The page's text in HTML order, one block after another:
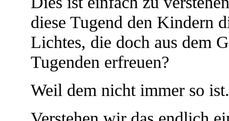
diese Tugend den Kindern
Lichtes, die doch aus dem
Tugenden erfreuen?
Weil dem nicht immer so ist.